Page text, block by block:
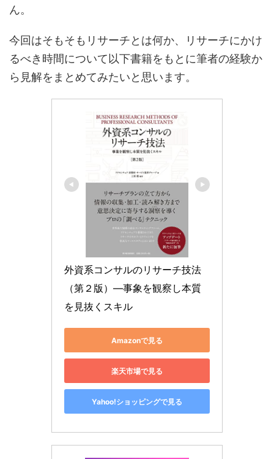
ん。
今回はそもそもリサーチとは何か、リサーチにかけ
るべき時間について以下書籍をもとに筆者の経験か
ら見解をまとめてみたいと思います。
外資系コンサルのリサーチ技法
（第２版）―事象を観察し本質
を見抜くスキル
Amazonで見る
楽天市場で見る
Yahoo!ショッピングで見る